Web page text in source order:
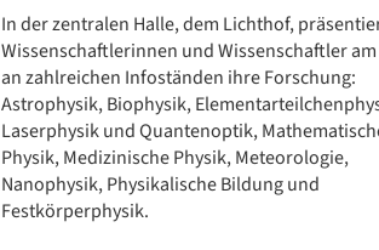
In der zentralen Halle, dem Lichthof,
Wissenschaftlerinnen und Wissenschaftler am
an zahlreichen Infoständen ihre Forschung:
Astrophysik, Biophysik,
Laserphysik und Quantenoptik,
Physik, Medizinische Physik, Meteorologie,
Nanophysik, Physikalische Bildung und
Festkörperphysik.